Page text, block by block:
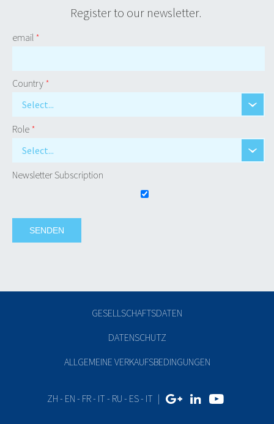
Register to our newsletter.
email *
Country *
Select...
Role *
Select...
Newsletter Subscription
GESELLSCHAFTSDATEN
DATENSCHUTZ
ALLGEMEINE VERKAUFSBEDINGUNGEN
ZH - EN - FR- IT - RU - ES- IT |